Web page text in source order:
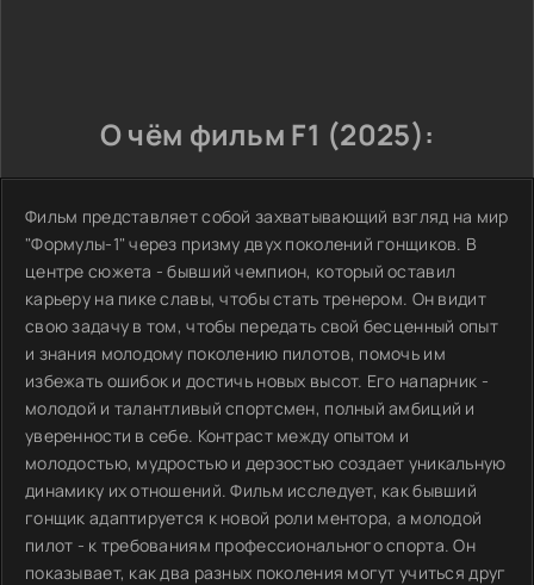
О чём фильм F1 (2025):
Фильм представляет собой захватывающий взгляд на мир
"Формулы-1" через призму двух поколений гонщиков. В
центре сюжета - бывший чемпион, который оставил
карьеру на пике славы, чтобы стать тренером. Он видит
свою задачу в том, чтобы передать свой бесценный опыт
и знания молодому поколению пилотов, помочь им
избежать ошибок и достичь новых высот. Его напарник -
молодой и талантливый спортсмен, полный амбиций и
уверенности в себе. Контраст между опытом и
молодостью, мудростью и дерзостью создает уникальную
динамику их отношений. Фильм исследует, как бывший
гонщик адаптируется к новой роли ментора, а молодой
пилот - к требованиям профессионального спорта. Он
показывает, как два разных поколения могут учиться друг